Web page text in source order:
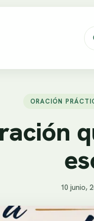
ORACIÓN
10 junio,